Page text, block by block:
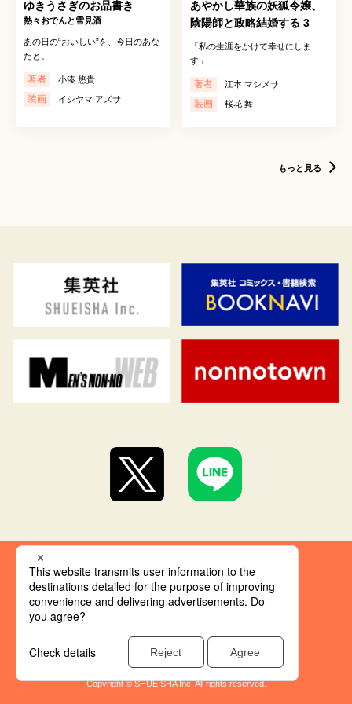
ゆきうさぎのお品書き
熱々おでんと雪見酒
あの日の“おいしい”を、今日のあな
たと。
著者 小湊 悠貴
装画 イシヤマ アズサ
あやかし華族の妖狐令嬢、
陰陽師と政略結婚する 3
「私の生涯をかけて幸せにしま
す」
著者 江本 マシメサ
装画 桜花 舞
もっと見る
集英社 オレンジ文庫とは
創刊にあたって
推奨環境
集英社の個人情報取り扱い
Copyright © SHUEISHA Inc. All rights reserved.